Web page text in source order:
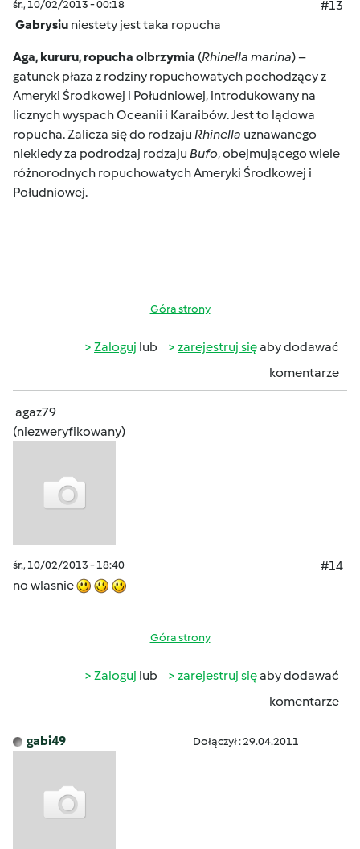
śr., 10/02/2013 - 00:18
#13
Gabrysiu niestety jest taka ropucha
Aga, kururu, ropucha olbrzymia (Rhinella marina) –
gatunek płaza z rodziny ropuchowatych pochodzący z
Ameryki Środkowej i Południowej, introdukowany na
licznych wyspachOceanii i Karaibów. Jest to lądowa
ropucha. Zalicza się do rodzaju Rhinella uznawanego
niekiedy za podrodzaj rodzaju Bufo, obejmującego wiele
różnorodnych ropuchowatych Ameryki Środkowej i
Południowej.
Góra strony
Zaloguj lub zarejestruj sięaby dodawać
komentarze
agaz79
(niezweryfikowany)
śr., 10/02/2013 - 18:40
#14
no wlasnie
Góra strony
Zaloguj lub zarejestruj sięaby dodawać
komentarze
gabi49 Dołączył : 29.04.2011